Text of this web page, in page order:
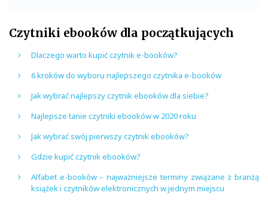
Czytniki ebooków dla początkujących
Dlaczego warto kupić czytnik e-booków?
6 kroków do wyboru najlepszego czytnika e-booków
Jak wybrać najlepszy czytnik ebooków dla siebie?
Najlepsze tanie czytniki ebooków w 2020 roku
Jak wybrać swój pierwszy czytnik ebooków?
Gdzie kupić czytnik ebooków?
Alfabet e-booków – najważniejsze terminy związane z branżą
książek i czytników elektronicznych w jednym miejscu